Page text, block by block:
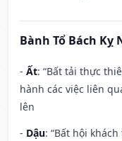
Bành Tổ Bách Kỵ
- Ất: “Bất tải thực
hành các việc liên
lên
- Dậu: “Bất hội